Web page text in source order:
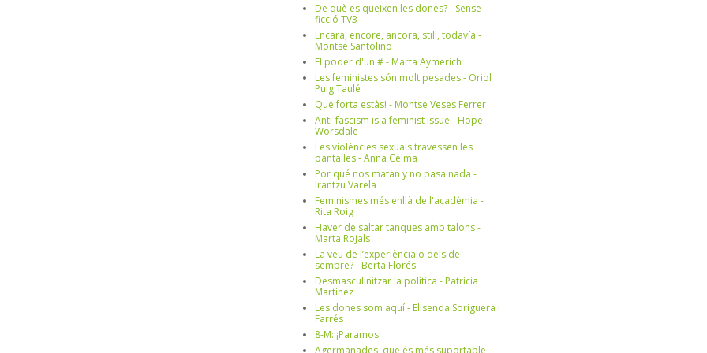
De què es queixen les dones? - Sense
ficció TV3
Encara, encore, ancora, still, todavía -
Montse Santolino
El poder d'un # - Marta Aymerich
Les feministes són molt pesades - Oriol
Puig Taulé
Que forta estàs! - Montse Veses Ferrer
Anti-fascism is a feminist issue - Hope
Worsdale
Les violències sexuals travessen les
pantalles - Anna Celma
Por qué nos matan y no pasa nada -
Irantzu Varela
Feminismes més enllà de l'acadèmia -
Rita Roig
Haver de saltar tanques amb talons -
Marta Rojals
La veu de l’experiència o dels de
sempre? - Berta Florés
Desmasculinitzar la política - Patrícia
Martínez
Les dones som aquí - Elisenda Soriguera i
Farrés
8-M: ¡Paramos!
Agermanades, que és més suportable -